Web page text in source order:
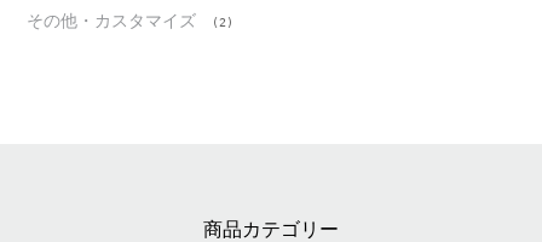
その他・カスタマイズ (2)
商品カテゴリー